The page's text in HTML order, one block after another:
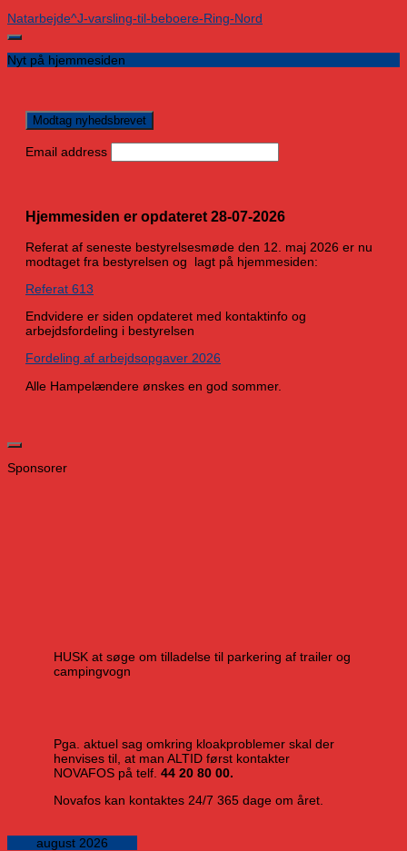
Natarbejde^J-varsling-til-beboere-Ring-Nord
Nyt på hjemmesiden
Email address
Hjemmesiden er opdateret 28-07-2026
Referat af seneste bestyrelsesmøde den 12. maj 2026 er nu
modtaget fra bestyrelsen og lagt på hjemmesiden:
Referat 613
Endvidere er siden opdateret med kontaktinfo og
arbejdsfordeling i bestyrelsen
Fordeling af arbejdsopgaver 2026
Alle Hampelændere ønskes en god sommer.
Sponsorer
HUSK at søge om tilladelse til parkering af trailer og
campingvogn
Pga. aktuel sag omkring kloakproblemer skal der
henvises til, at man ALTID først kontakter
NOVAFOS på telf. 44 20 80 00.
Novafos kan kontaktes 24/7 365 dage om året.
august 2026